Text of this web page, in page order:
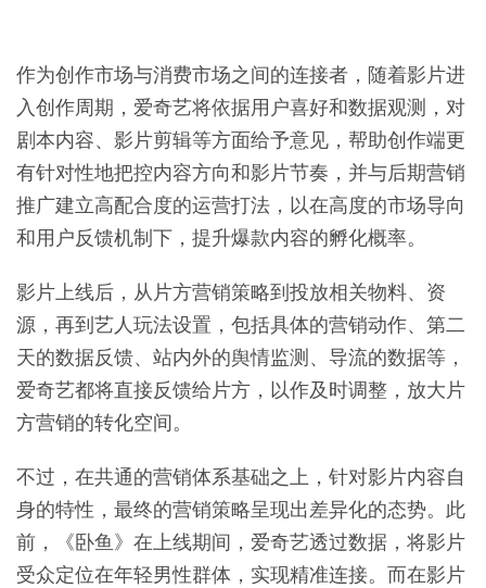
作为创作市场与消费市场之间的连接者，随着影片进
入创作周期，爱奇艺将依据用户喜好和数据观测，对
剧本内容、影片剪辑等方面给予意见，帮助创作端更
有针对性地把控内容方向和影片节奏，并与后期营销
推广建立高配合度的运营打法，以在高度的市场导向
和用户反馈机制下，提升爆款内容的孵化概率。
影片上线后，从片方营销策略到投放相关物料、资
源，再到艺人玩法设置，包括具体的营销动作、第二
天的数据反馈、站内外的舆情监测、导流的数据等，
爱奇艺都将直接反馈给片方，以作及时调整，放大片
方营销的转化空间。
不过，在共通的营销体系基础之上，针对影片内容自
身的特性，最终的营销策略呈现出差异化的态势。此
前，《卧鱼》在上线期间，爱奇艺透过数据，将影片
受众定位在年轻男性群体，实现精准连接。而在影片